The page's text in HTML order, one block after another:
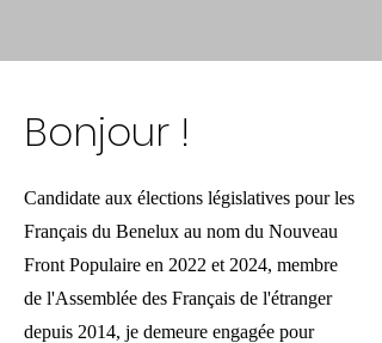
Bonjour !
Candidate aux élections législatives pour les
Français du Benelux au nom du Nouveau
Front Populaire en 2022 et 2024, membre
de l'Assemblée des Français de l'étranger
depuis 2014, je demeure engagée pour